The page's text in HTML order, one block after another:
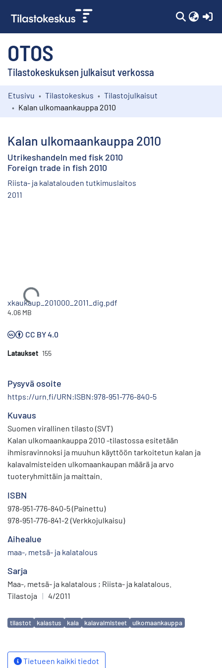
OTOS
Tilastokeskuksen julkaisut verkossa
Kokoelmat
Etusivu Tilastokeskus
Tilastojulkaisut
Kalan ulkomaankauppa 2010
Kalan ulkomaankauppa 2010
Utrikeshandeln med fisk 2010
Foreign trade in fish 2010
Riista- ja kalatalouden tutkimuslaitos
2011
Ladataan...
xkaukaup_201000_2011_dig.pdf
4.06 MB
CC BY 4.0
Lataukset 155
Pysyvä osoite
https://urn.fi/URN:ISBN:978-951-776-840-5
Kuvaus
Suomen virallinen tilasto (SVT)
Kalan ulkomaankauppa 2010 -tilastossa esitetään
ihmisravinnoksi ja muuhun käyttöön tarkoitetun kalan ja
kalavalmisteiden ulkomaankaupan määrä ja arvo
tuoteryhmittäin ja maittain.
ISBN
978-951-776-840-5 (Painettu)
978-951-776-841-2 (Verkkojulkaisu)
Aihealue
maa-, metsä- ja kalatalous
Sarja
Maa-, metsä- ja kalatalous ; Riista- ja kalatalous.
Tilastoja
| 4/2011
Avainsanat
tilastot kalastus kala kalavalmisteet ulkomaankauppa
Tietueen kaikki tiedot